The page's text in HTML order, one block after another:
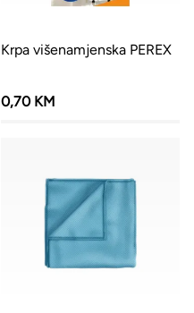
Krpa višenamjenska PEREX
0,70 KM